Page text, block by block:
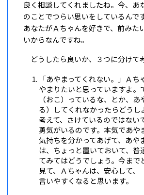
良く相談してくれましたね。今、あ
のことでつらい思いをしているんで
あなたがＡちゃんを好きで、前みた
いからなんですね。
どうしたら良いか、３つに分けて
「あやまってくれない。」Ａち
やまりたいと思っていますよ。
（おこ）っているな、とか、あ
る）してくれなかったらどうし
考えて、さけているのではない
勇気がいるのです。本気であ
気持ちを分かってあげて、あや
は、ちょっと置いておいて、普
てみてはどうでしょう。今まで
見て、Ａちゃんは、安心して、
言いやすくなると思います。